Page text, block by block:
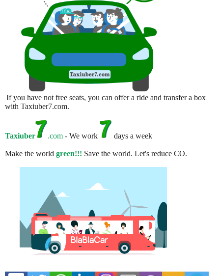
If you have not free seats, you can offer a ride and transfer a box
with Taxiuber7.com.
Taxiuber .com - We work days a week
Make the world green!!! Save the world. Let's reduce CO.